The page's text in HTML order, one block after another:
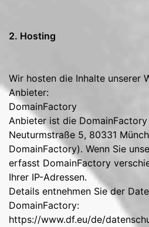
2. Hosting
Wir hosten die Inhalte unserer
Anbieter:
DomainFactory
Anbieter ist die DomainFactory
Neuturmstraße 5, 80331
DomainFactory). Wenn Sie
erfasst DomainFactory
Ihrer IP-Adressen.
Details entnehmen Sie der
DomainFactory:
https://www.df.eu/de/